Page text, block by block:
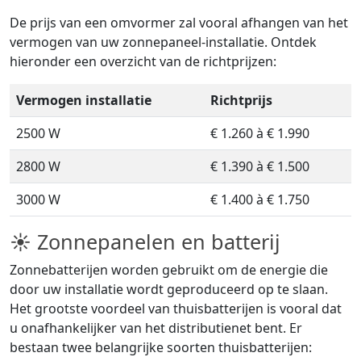
De prijs van een omvormer zal vooral afhangen van het
vermogen van uw zonnepaneel-installatie. Ontdek
hieronder een overzicht van de richtprijzen:
Vermogen installatie
Richtprijs
2500 W
€ 1.260 à € 1.990
2800 W
€ 1.390 à € 1.500
3000 W
€ 1.400 à € 1.750
☀ Zonnepanelen en batterij
Zonnebatterijen worden gebruikt om de energie die
door uw installatie wordt geproduceerd op te slaan.
Het grootste voordeel van thuisbatterijen is vooral dat
u onafhankelijker van het distributienet bent. Er
bestaan twee belangrijke soorten thuisbatterijen: